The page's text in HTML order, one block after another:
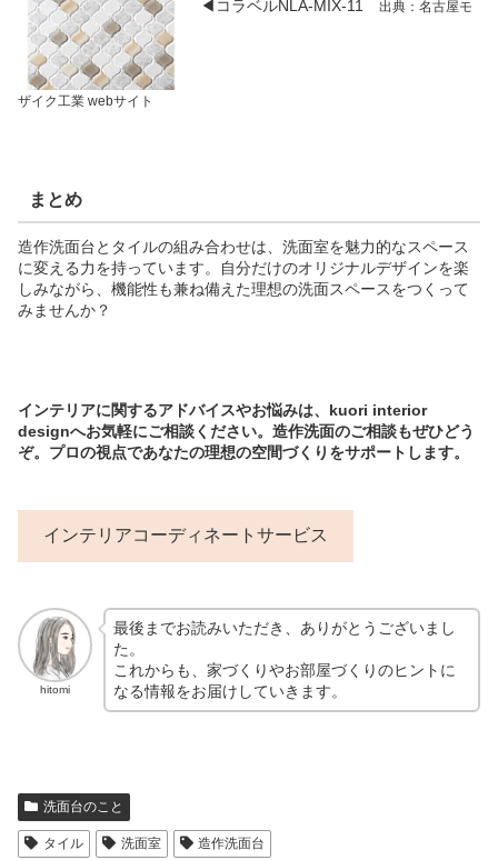
◀コラベルNLA-MIX-11 出典：名古屋モ
ザイク工業 webサイト
まとめ
造作洗面台とタイルの組み合わせは、洗面室を魅力的なスペース
に変える力を持っています。自分だけのオリジナルデザインを楽
しみながら、機能性も兼ね備えた理想の洗面スペースをつくって
みませんか？
インテリアに関するアドバイスやお悩みは、kuori interior
designへお気軽にご相談ください。造作洗面のご相談もぜひどう
ぞ。プロの視点であなたの理想の空間づくりをサポートします。
インテリアコーディネートサービス
hitomi
最後までお読みいただき、ありがとうございまし
た。
これからも、家づくりやお部屋づくりのヒントに
なる情報をお届けしていきます。
洗面台のこと
タイル 洗面室 造作洗面台